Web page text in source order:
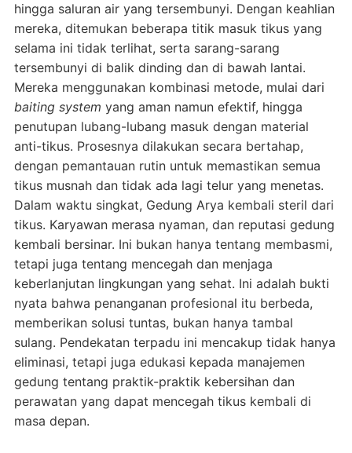
hingga saluran air yang tersembunyi. Dengan keahlian
mereka, ditemukan beberapa titik masuk tikus yang
selama ini tidak terlihat, serta sarang-sarang
tersembunyi di balik dinding dan di bawah lantai.
Mereka menggunakan kombinasi metode, mulai dari
baiting system yang aman namun efektif, hingga
penutupan lubang-lubang masuk dengan material
anti-tikus. Prosesnya dilakukan secara bertahap,
dengan pemantauan rutin untuk memastikan semua
tikus musnah dan tidak ada lagi telur yang menetas.
Dalam waktu singkat, Gedung Arya kembali steril dari
tikus. Karyawan merasa nyaman, dan reputasi gedung
kembali bersinar. Ini bukan hanya tentang membasmi,
tetapi juga tentang mencegah dan menjaga
keberlanjutan lingkungan yang sehat. Ini adalah bukti
nyata bahwa penanganan profesional itu berbeda,
memberikan solusi tuntas, bukan hanya tambal
sulang. Pendekatan terpadu ini mencakup tidak hanya
eliminasi, tetapi juga edukasi kepada manajemen
gedung tentang praktik-praktik kebersihan dan
perawatan yang dapat mencegah tikus kembali di
masa depan.